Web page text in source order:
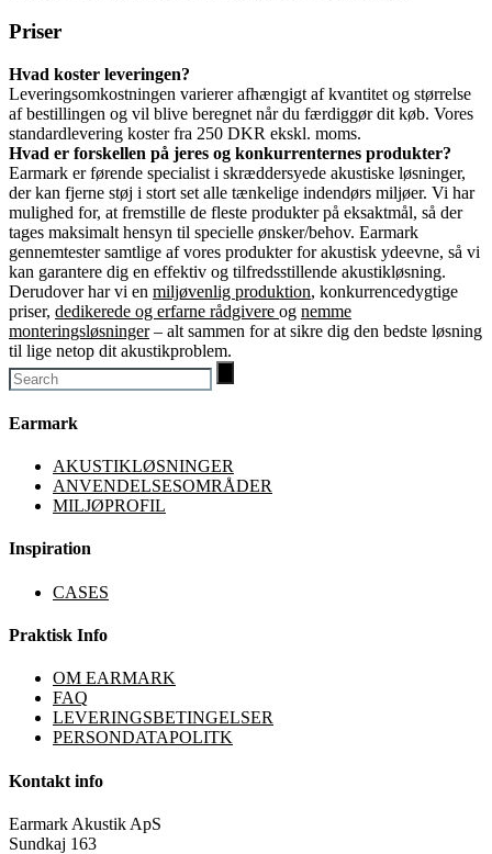
Priser
Hvad koster leveringen?
Leveringsomkostningen varierer afhængigt af kvantitet og størrelse
af bestillingen og vil blive beregnet når du færdiggør dit køb. Vores
standardlevering koster fra 250 DKR ekskl. moms.
Hvad er forskellen på jeres og konkurrenternes produkter?
Earmark er førende specialist i skræddersyede akustiske løsninger,
der kan fjerne støj i stort set alle tænkelige indendørs miljøer. Vi har
mulighed for, at fremstille de fleste produkter på eksaktmål, så der
tages maksimalt hensyn til specielle ønsker/behov. Earmark
gennemtester samtlige af vores produkter for akustisk ydeevne, så vi
kan garantere dig en effektiv og tilfredsstillende akustikløsning.
Derudover har vi en miljøvenlig produktion, konkurrencedygtige
priser, dedikerede og erfarne rådgivere og nemme
monteringsløsninger– alt sammen for at sikre dig den bedste løsning
til lige netop dit akustikproblem.
Earmark
AKUSTIKLØSNINGER
ANVENDELSESOMRÅDER
MILJØPROFIL
Inspiration
CASES
Praktisk Info
OM EARMARK
FAQ
LEVERINGSBETINGELSER
PERSONDATAPOLITK
Kontakt info
Earmark Akustik ApS
Sundkaj 163